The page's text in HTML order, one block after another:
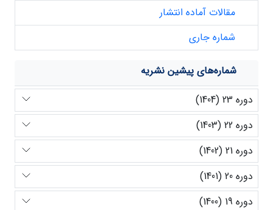
مقالات آماده انتشار
شماره جاری
شماره‌های پیشین نشریه
دوره 23 (1404)
دوره 22 (1403)
دوره 21 (1402)
دوره 20 (1401)
دوره 19 (1400)